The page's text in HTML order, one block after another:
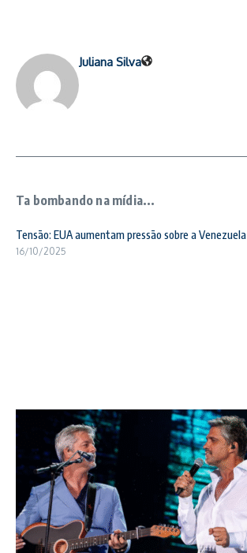
Juliana Silva
Ta bombando na mídia...
Tensão: EUA aumentam pressão sobre a Venezuela
16/10/2025